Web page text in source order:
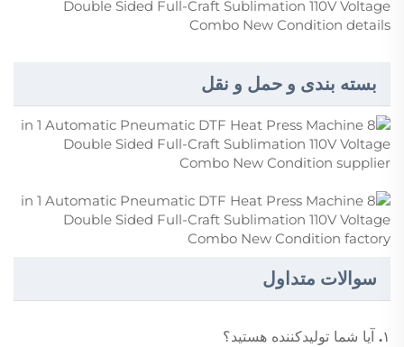
بسته بندی و حمل و نقل
سوالات متداول
۱. آیا شما تولیدکننده هستید؟